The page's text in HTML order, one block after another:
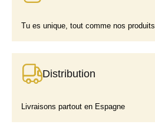
Tu es unique, tout comme nos produits
Distribution
Livraisons partout en Espagne